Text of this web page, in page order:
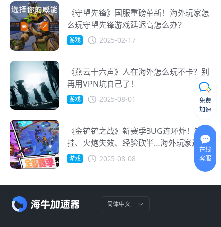
《守望先锋》国服重磅革新！海外玩家怎
么玩守望先锋游戏延迟高怎么办？
游戏 2025-02-17
《燕云十六声》人在海外怎么玩不卡？别
再用VPN坑自己了！
游戏 2025-08-01
《金铲铲之战》新赛季BUG连环炸！锁血
挂、火炮失效、经验砍半…海外玩家还卡
到进不去？
游戏 2025-08-08
简体中文
免费
加速
在线
客服